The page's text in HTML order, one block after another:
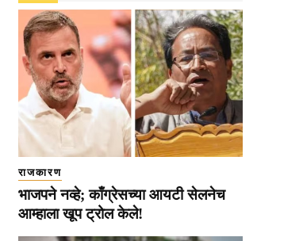
राजकारण
भाजपने नव्हे; काँग्रेसच्या आयटी सेलनेच
आम्हाला खूप ट्रोल केले!